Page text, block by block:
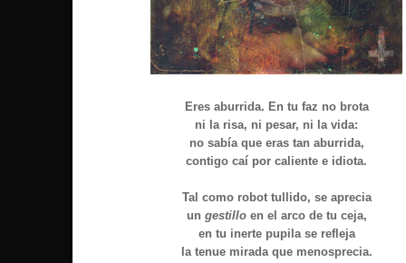
Eres aburrida. En tu faz no brota
ni la risa, ni pesar, ni la vida:
no sabía que eras tan aburrida,
contigo caí por caliente e idiota.
Tal como robot tullido, se aprecia
un gestilloen el arco de tu ceja,
en tu inerte pupila se refleja
la tenue mirada que menosprecia.